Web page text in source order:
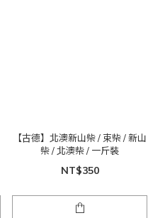
【古德】北澳新山柴 / 束柴 / 新山
柴 / 北澳柴 / 一斤裝
NT$350